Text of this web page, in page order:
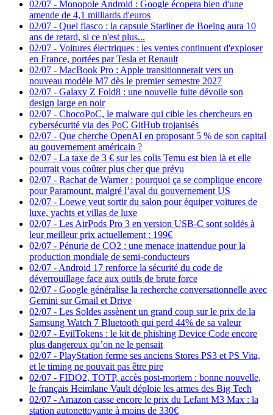
02/07 - Monopole Android : Google écopera bien d'une
amende de 4,1 milliards d'euros
02/07 - Quel fiasco : la capsule Starliner de Boeing aura 10
ans de retard, si ce n'est plus...
02/07 - Voitures électriques : les ventes continuent d'exploser
en France, portées par Tesla et Renault
02/07 - MacBook Pro : Apple transitionnerait vers un
nouveau modèle M7 dès le premier semestre 2027
02/07 - Galaxy Z Fold8 : une nouvelle fuite dévoile son
design large en noir
02/07 - ChocoPoC, le malware qui cible les chercheurs en
cybersécurité via des PoC GitHub trojanisés
02/07 - Que cherche OpenAI en proposant 5 % de son capital
au gouvernement américain ?
02/07 - La taxe de 3 € sur les colis Temu est bien là et elle
pourrait vous coûter plus cher que prévu
02/07 - Rachat de Warner : pourquoi ça se complique encore
pour Paramount, malgré l’aval du gouvernement US
02/07 - Loewe veut sortir du salon pour équiper voitures de
luxe, yachts et villas de luxe
02/07 - Les AirPods Pro 3 en version USB-C sont soldés à
leur meilleur prix actuellement : 199€
02/07 - Pénurie de CO2 : une menace inattendue pour la
production mondiale de semi-conducteurs
02/07 - Android 17 renforce la sécurité du code de
déverrouillage face aux outils de brute force
02/07 - Google généralise la recherche conversationnelle avec
Gemini sur Gmail et Drive
02/07 - Les Soldes assènent un grand coup sur le prix de la
Samsung Watch 7 Bluetooth qui perd 44% de sa valeur
02/07 - EvilTokens : le kit de phishing Device Code encore
plus dangereux qu’on ne le pensait
02/07 - PlayStation ferme ses anciens Stores PS3 et PS Vita,
et le timing ne pouvait pas être pire
02/07 - FIDO2, TOTP, accès post-mortem : bonne nouvelle,
le français Heimlane Vault déploie les armes des Big Tech
02/07 - Amazon casse encore le prix du Lefant M3 Max : la
station autonettoyante à moins de 330€